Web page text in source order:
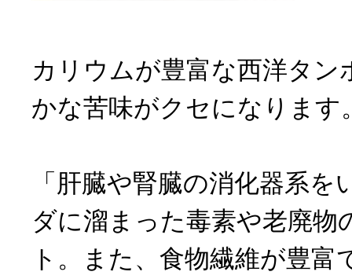
カリウムが豊富な西洋タン
かな苦味がクセになります
「肝臓や腎臓の消化器系
ダに溜まった毒素や老廃物
ト。また、食物繊維が豊富